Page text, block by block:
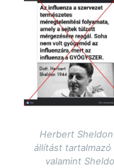
Herbert
állítást
valamint